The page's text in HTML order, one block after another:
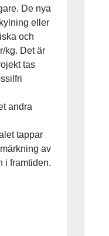
De nya
eller
och
kg. Det är
tas
andra
tappar
av
i framtiden.